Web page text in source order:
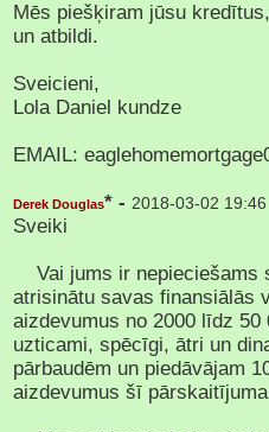
Mēs piešķiram jūsu
un atbildi.
Sveicieni,
Lola Daniel kundze
EMAIL:
Derek Douglas* - 2018-03-02 19:46
Sveiki
Vai jums ir nepieciešams
atrisinātu savas finansiālās
aizdevumus no 2000 līdz 50
uzticami, spēcīgi, ātri un
pārbaudēm un piedāvājam
aizdevumus šī